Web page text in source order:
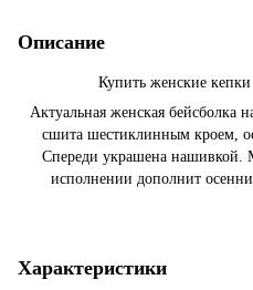
Описание
Купить женские
Актуальная женская бейсболка
сшита шестиклинным кроем,
Спереди украшена нашивкой.
исполнении дополнит
Характеристики